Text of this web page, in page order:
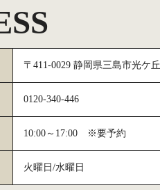
〒411-0029 静岡県三島市光ケ
0120-340-446
10:00～17:00 ※要予約
火曜日/水曜日